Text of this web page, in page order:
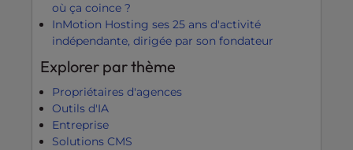
où ça coince ?
InMotion Hosting ses 25 ans d'activité
indépendante, dirigée par son fondateur
Explorer par thème
Propriétaires d'agences
Outils d'IA
Entreprise
Solutions CMS